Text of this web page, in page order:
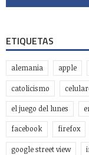
ETIQUETAS
alemania apple
catolicismo
el juego del lunes
facebook firefox
google street view